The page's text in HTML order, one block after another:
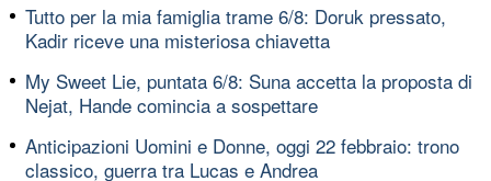
Tutto per la mia famiglia trame 6/8: Doruk pressato,
Kadir riceve una misteriosa chiavetta
My Sweet Lie, puntata 6/8: Suna accetta la proposta di
Nejat, Hande comincia a sospettare
Anticipazioni Uomini e Donne, oggi 22 febbraio: trono
classico, guerra tra Lucas e Andrea